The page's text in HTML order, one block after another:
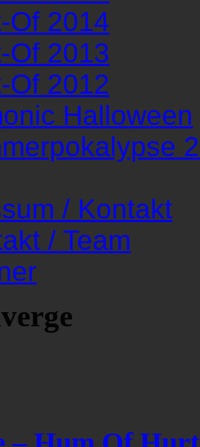
Of 2014
Of 2013
Of 2012
Halloween
/ Kontakt
/ Team